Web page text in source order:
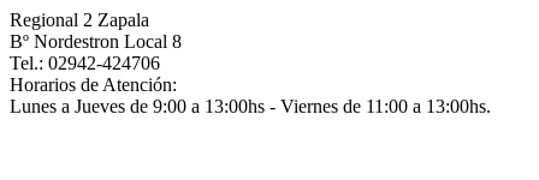
Regional 2 Zapala
Bº Nordestron Local 8
Tel.: 02942-424706
Horarios de Atención:
Lunes a Jueves de 9:00 a 13:00hs - Viernes de 11:00 a 13:00hs.